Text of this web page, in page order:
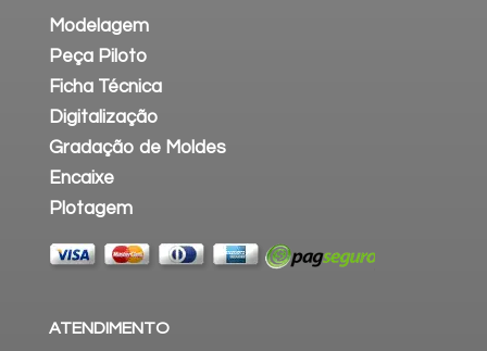
Modelagem
Peça Piloto
Ficha Técnica
Digitalização
Gradação de Moldes
Encaixe
Plotagem
ATENDIMENTO